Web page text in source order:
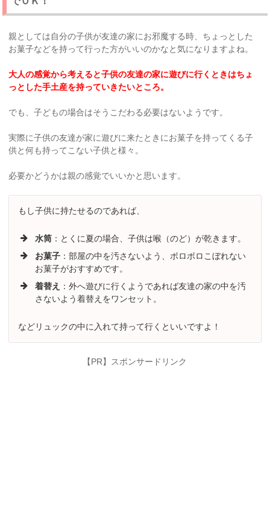
親としては自分の子供が友達の家にお邪魔する時、ちょっとした
お菓子などを持って行った方がいいのかなと気になりますよね。
大人の感覚から考えると子供の友達の家に遊びに行くときはちょ
っとした手土産を持っていきたいところ。
でも、子どもの場合はそうこだわる必要はないようです。
実際に子供の友達が家に遊びに来たときにお菓子を持ってくる子
供と何も持ってこない子供と様々。
必要かどうかは親の感覚でいいかと思います。
もし子供に持たせるのであれば、
水筒 ：とくに夏の場合、子供は喉（のど）が乾きます。
お菓子 ：部屋の中を汚さないよう、ボロボロこぼれない
お菓子がおすすめです。
着替え
：外へ遊びに行くようであれば友達の家の中を汚
さないよう着替えをワンセット。
などリュックの中に入れて持って行くといいですよ！
【PR】スポンサードリンク